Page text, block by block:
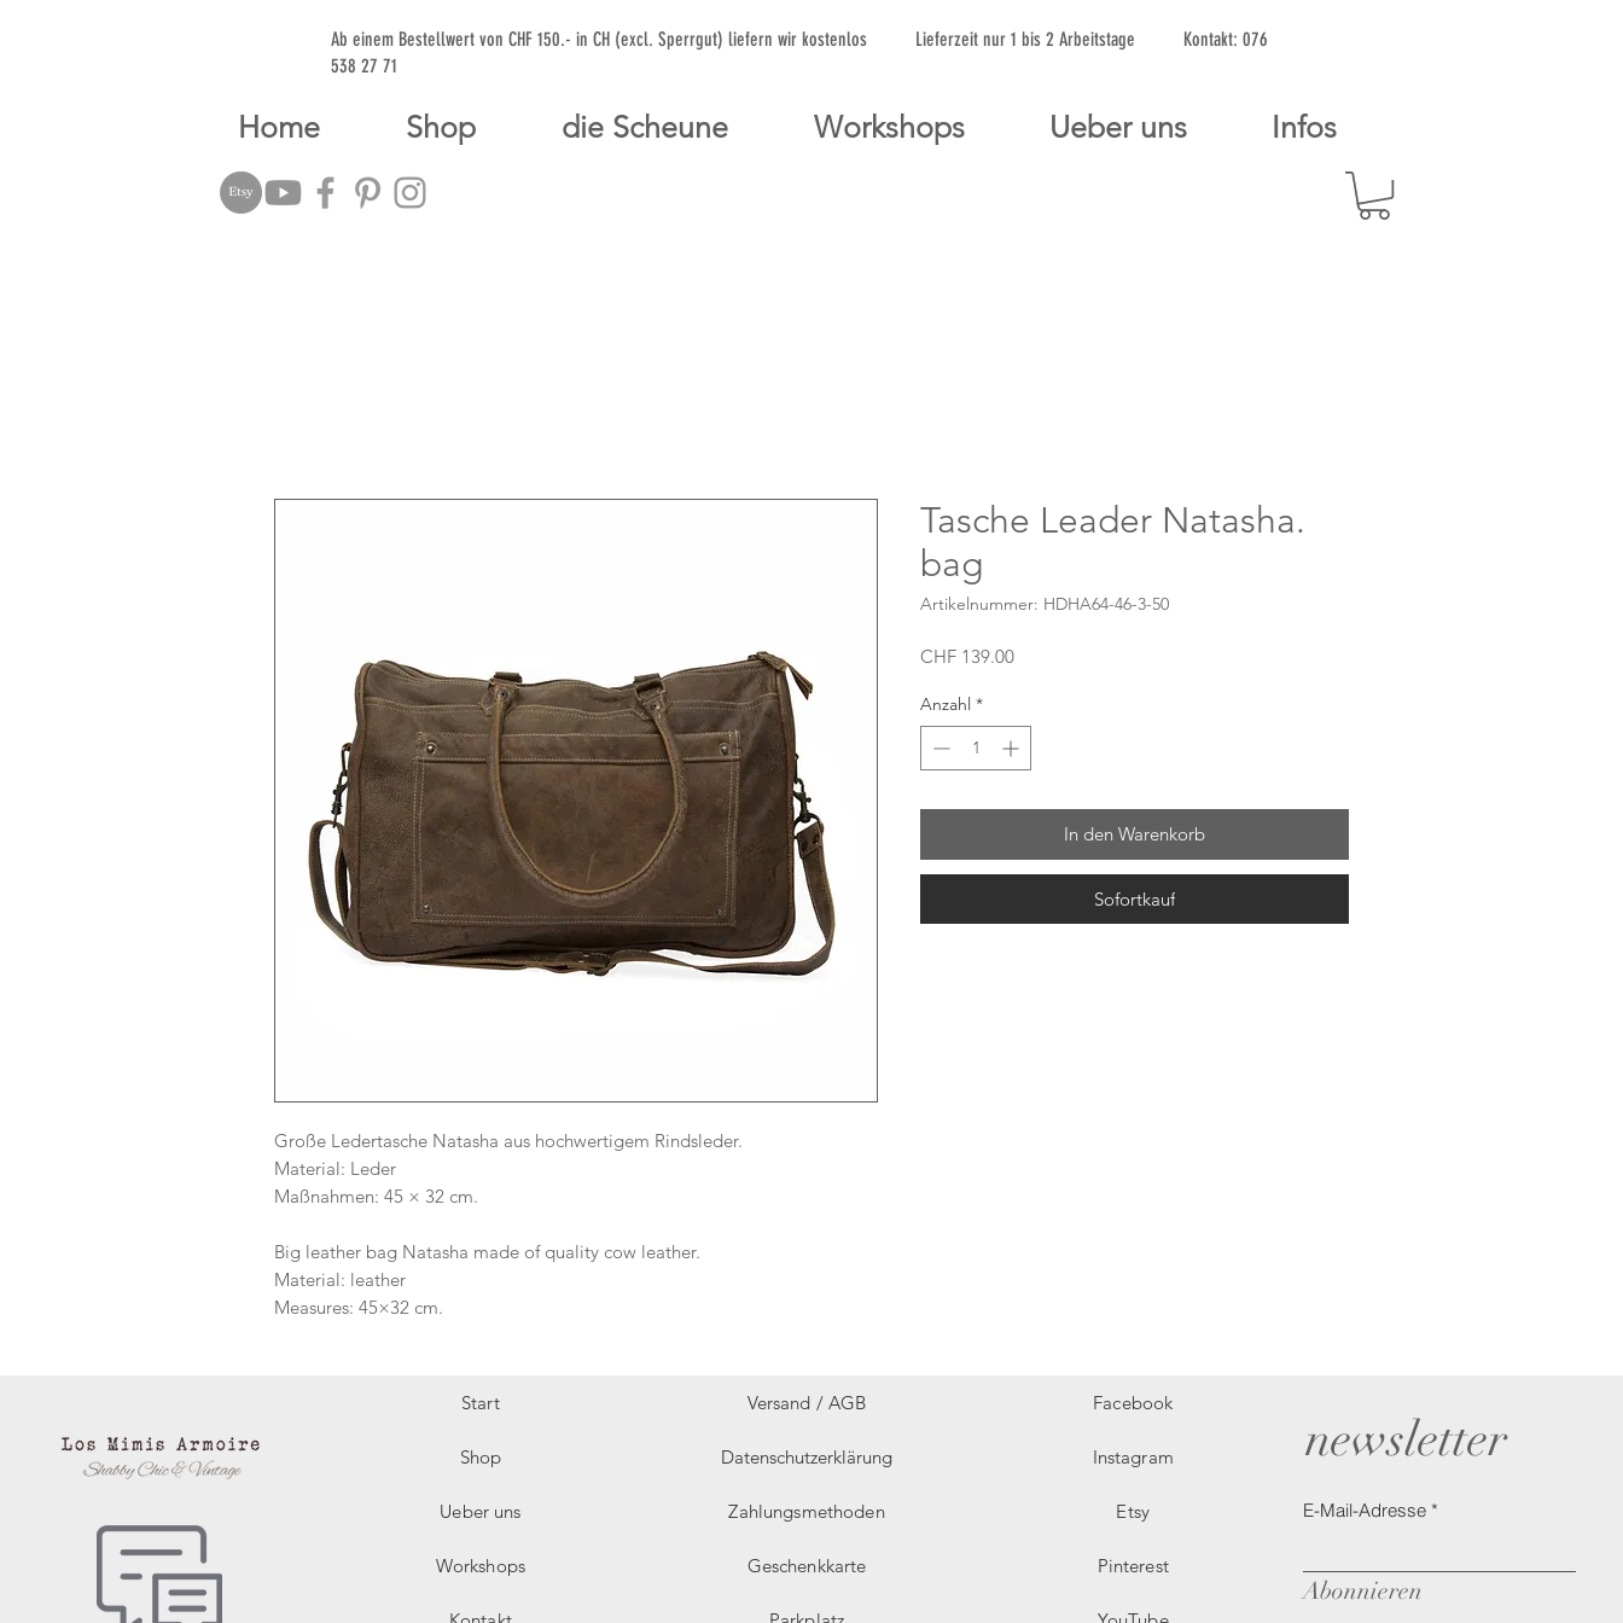
Ab einem Bestellwert von CHF 150.- in CH (excl. Sperrgut) liefern wir kostenlos Lieferzeit nur 1 bis 2 Arbeitstage Kontakt: 076
538 27 71
Home Shop die Scheune Workshops Ueber uns Infos
Große Ledertasche Natasha aus hochwertigem Rindsleder.
Material: Leder
Maßnahmen: 45 × 32 cm.
Big leather bag Natasha made of quality cow leather.
Material: leather
Measures: 45×32 cm.
Tasche Leader Natasha.
bag
Artikelnummer: HDHA64-46-3-50
CHF 139.00Preis
Anzahl *
In den Warenkorb
Sofortkauf
Start
Shop
Ueber uns
Workshops
Versand /AGB
Datenschutzerklärung
Zahlungsmethoden
Geschenkkarte
Facebook
Instagram
Etsy
Pinterest
newsletter
E-Mail-Adresse
Abonnieren